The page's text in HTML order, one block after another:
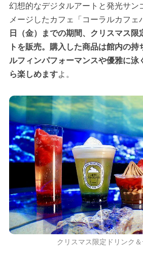
幻想的なデジタルアートと発光サン
メージしたカフェ「コーラルカフェ
日（金）までの期間、クリスマス限
トを販売。購入した商品は館内の持
ルフィンパフォーマンスや優雅に泳
ら楽しめますよ。
クリスマス限定ドリンク＆